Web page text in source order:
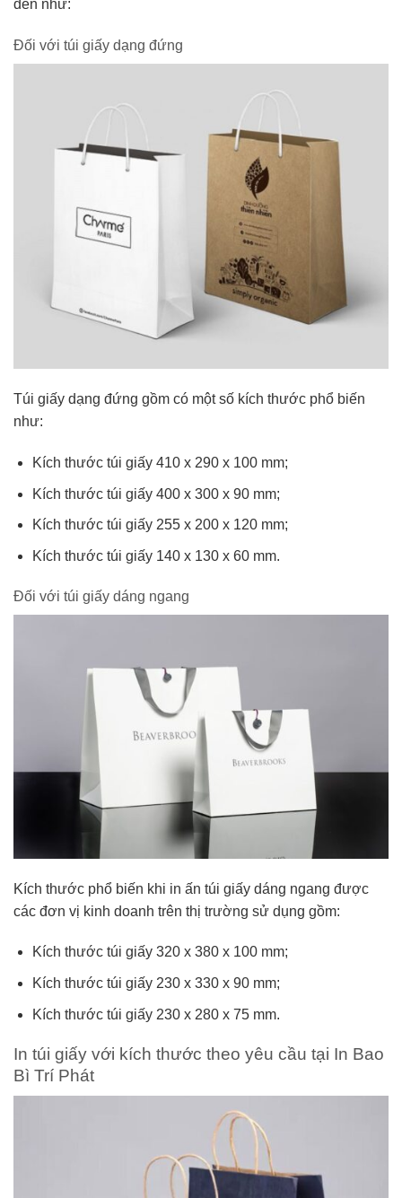
đến như:
Đối với túi giấy dạng đứng
Túi giấy dạng đứng gồm có một số kích thước phổ biến
như:
Kích thước túi giấy 410 x 290 x 100 mm;
Kích thước túi giấy 400 x 300 x 90 mm;
Kích thước túi giấy 255 x 200 x 120 mm;
Kích thước túi giấy 140 x 130 x 60 mm.
Đối với túi giấy dáng ngang
Kích thước phổ biến khi in ấn túi giấy dáng ngang được
các đơn vị kinh doanh trên thị trường sử dụng gồm:
Kích thước túi giấy 320 x 380 x 100 mm;
Kích thước túi giấy 230 x 330 x 90 mm;
Kích thước túi giấy 230 x 280 x 75 mm.
In túi giấy với kích thước theo yêu cầu tại In Bao
Bì Trí Phát